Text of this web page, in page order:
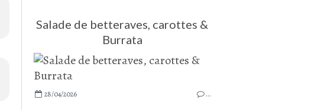
Salade de betteraves, carottes &
Burrata
28/04/2026 …